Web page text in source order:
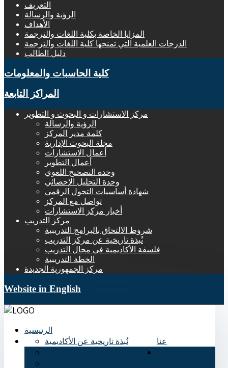
التعريف
الرؤية والرسالة
الأهداف
المزايا الخاصة بكلية اللغات والترجمة
الدرجات العلمية التي تمنحها كلية اللغات والترجمة
دليل الطالب
كلية الحاسبات والمعلومات
المراكز التابعة
مركز الاستشارات و البحوث و التطوير
الرؤية والرسالة
كلمة مدير المركز
مجلة البحوث الإدارية
أعمال الاستشارات
أعمال التطوير
وحدة التصحيح اللغوي
وحدة التحليل الإحصائي
شهادة أساسيات التحول الرقمي
تواصل مع المركز
أخبار مركز الاستشارات
مركز التدريب
شروط الالتحاق بالبرامج التدريبية
نُبذة تاريخية عن مركز التدريب
فلسفة الأكاديمية في مجال التدريب
الخطة التدريبية
مركز الجمهورية الجديدة
Website in English
الرئيسية
عنا
نُبذة تاريخية عن الأكاديمية